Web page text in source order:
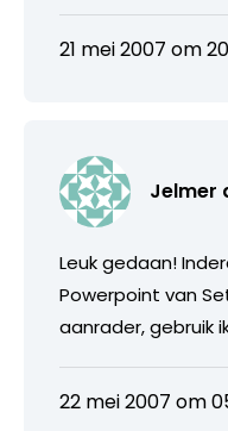
21 mei 2007 om
Jelmer
Leuk gedaan!
Powerpoint van
aanrader, gebruik
22 mei 2007 om